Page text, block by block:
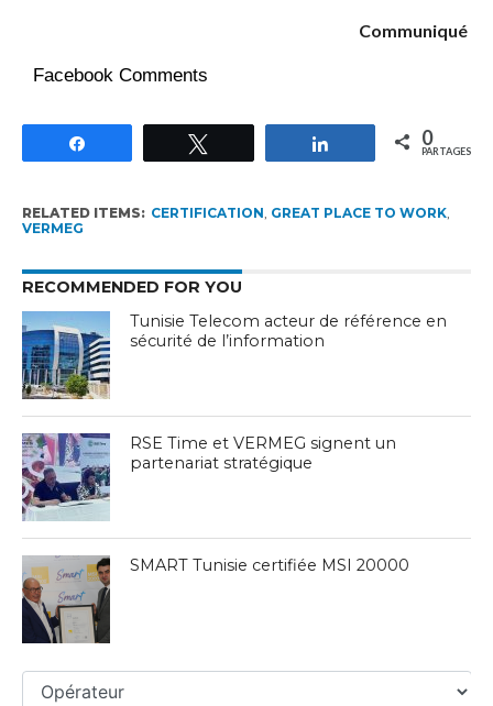
Communiqué
Facebook Comments
Partagez 0
PARTAGES
RELATED ITEMS: CERTIFICATION, GREAT PLACE TO WORK,
VERMEG
RECOMMENDED FOR YOU
Tunisie Telecom acteur de référence en
sécurité de l’information
RSE Time et VERMEG signent un
partenariat stratégique
SMART Tunisie certifiée MSI 20000